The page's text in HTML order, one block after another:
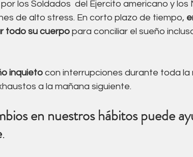
los Soldados  del Ejercito americano y los
de alto stress. En corto plazo de tiempo,
todo su cuerpo para conciliar el sueño
inquieto con interrupciones durante toda la
a la mañana siguiente.
.